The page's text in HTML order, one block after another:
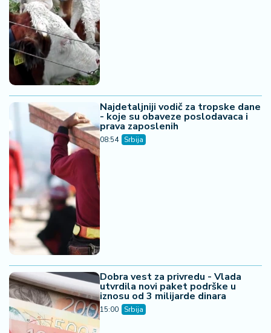
Najdetaljniji vodič za tropske dane
- koje su obaveze poslodavaca i
prava zaposlenih
08:54 Srbija
Dobra vest za privredu - Vlada
utvrdila novi paket podrške u
iznosu od 3 milijarde dinara
15:00 Srbija